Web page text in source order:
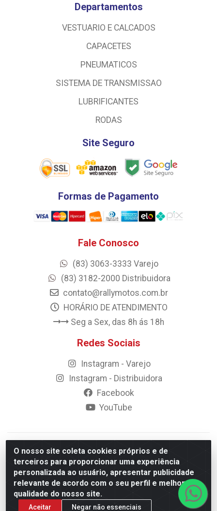
O nosso site coleta cookies próprios e de
terceiros para proporcionar uma experiência
personalizada ao usuário, apresentar publicidade
relevante de acordo com o seu perfil e melhorar a
qualidade do nosso site.
Aceitar Negar não essenciais
Departamentos
VESTUARIO E CALCADOS
CAPACETES
PNEUMATICOS
SISTEMA DE TRANSMISSAO
LUBRIFICANTES
RODAS
Site Seguro
Formas de Pagamento
Fale Conosco
(83) 3063-3333 Varejo
(83) 3182-2000 Distribuidora
contato@rallymotos.com.br
HORÁRIO DE ATENDIMENTO
Seg a Sex, das 8h ás 18h
Redes Sociais
Instagram - Varejo
Instagram - Distribuidora
Facebook
YouTube
© 2023 Rally Motos - todos os direitos reservados.
Razão Social: Rally motos distribuidora, importadora e
transportadora de peças LTDA - CNPJ 09.262.859/0001-43 -
Rua Vigário Calixto 2900 - Catolé, Campina Grande/PB